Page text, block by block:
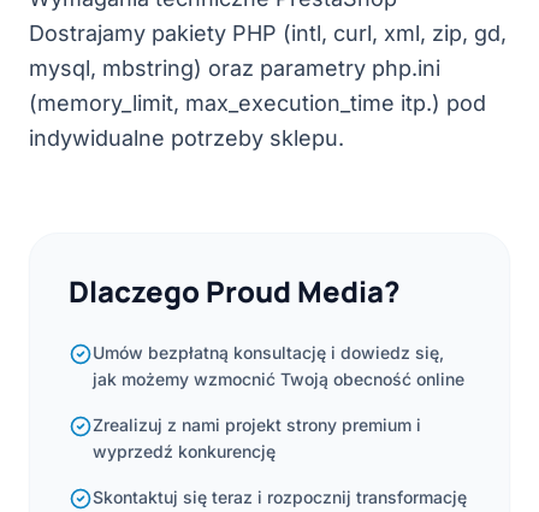
Dostrajamy pakiety PHP (intl, curl, xml, zip, gd,
mysql, mbstring) oraz parametry php.ini
(memory_limit, max_execution_time itp.) pod
indywidualne potrzeby sklepu.
Dlaczego Proud Media?
Umów bezpłatną konsultację i dowiedz się,
jak możemy wzmocnić Twoją obecność online
Zrealizuj z nami projekt strony premium i
wyprzedź konkurencję
Skontaktuj się teraz i rozpocznij transformację